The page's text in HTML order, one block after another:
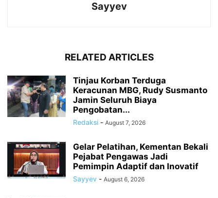
Sayyev
RELATED ARTICLES
Tinjau Korban Terduga
Keracunan MBG, Rudy Susmanto
Jamin Seluruh Biaya
Pengobatan...
Redaksi - August 7, 2026
Gelar Pelatihan, Kementan Bekali
Pejabat Pengawas Jadi
Pemimpin Adaptif dan Inovatif
Sayyev - August 6, 2026